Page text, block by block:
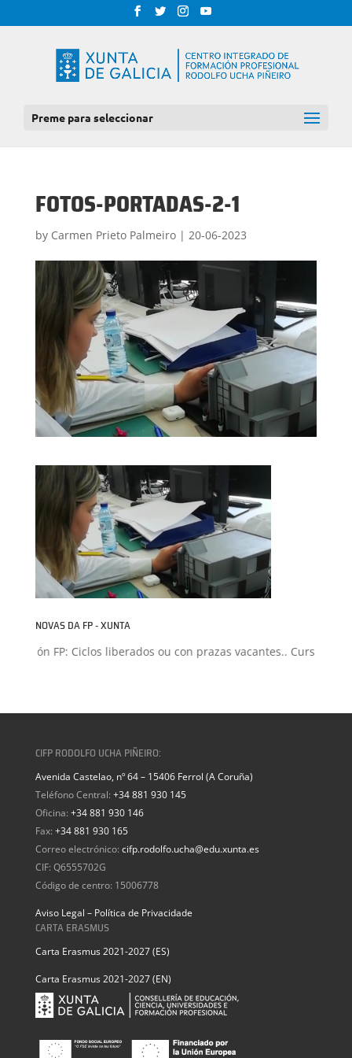
Preme para seleccionar
FOTOS-PORTADAS-2-1
by Carmen Prieto Palmeiro| 20-06-2023
NOVAS DA FP - XUNTA
FP: Ciclos liberados ou con prazas vacantes.. Curso 2026-
CIFP RODOLFO UCHA PIÑEIRO:
Avenida Castelao, nº 64 – 15406 Ferrol (A Coruña)
Teléfono Central: +34 881 930 145
Oficina: +34 881 930 146
Fax: +34 881 930 165
Correo electrónico: cifp.rodolfo.ucha@edu.xunta.es
CIF: Q6555702G
Código de centro: 15006778
Aviso Legal – Política de Privacidade
CARTA ERASMUS
Carta Erasmus 2021-2027 (ES)
Carta Erasmus 2021-2027 (EN)